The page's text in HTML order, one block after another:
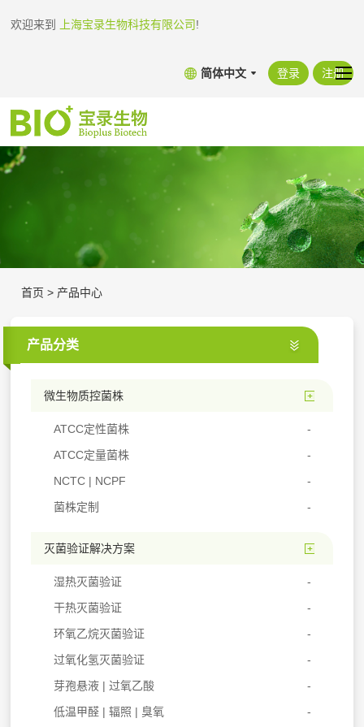
欢迎来到 上海宝录生物科技有限公司!
简体中文 登录 注册
首页 > 产品中心
产品分类
微生物质控菌株
ATCC定性菌株
ATCC定量菌株
NCTC | NCPF
菌株定制
灭菌验证解决方案
湿热灭菌验证
干热灭菌验证
环氧乙烷灭菌验证
过氧化氢灭菌验证
芽孢悬液 | 过氧乙酸
低温甲醛 | 辐照 | 臭氧